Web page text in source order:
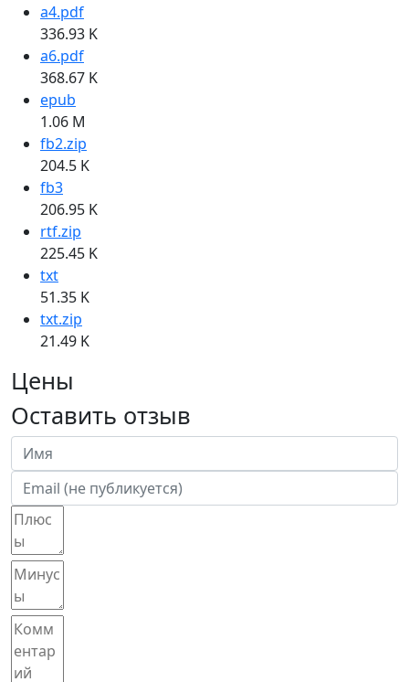
a4.pdf
336.93 K
a6.pdf
368.67 K
epub
1.06 M
fb2.zip
204.5 K
fb3
206.95 K
rtf.zip
225.45 K
txt
51.35 K
txt.zip
21.49 K
Цены
Оставить отзыв